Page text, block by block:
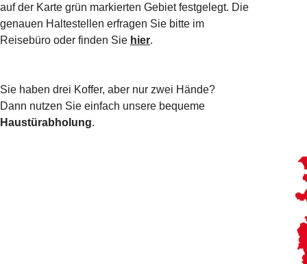
auf der Karte grün markierten Gebiet festgelegt. Die
genauen Haltestellen erfragen Sie bitte im
Reisebüro oder finden Sie hier.
Sie haben drei Koffer, aber nur zwei Hände?
Dann nutzen Sie einfach unsere bequeme
Haustürabholung.